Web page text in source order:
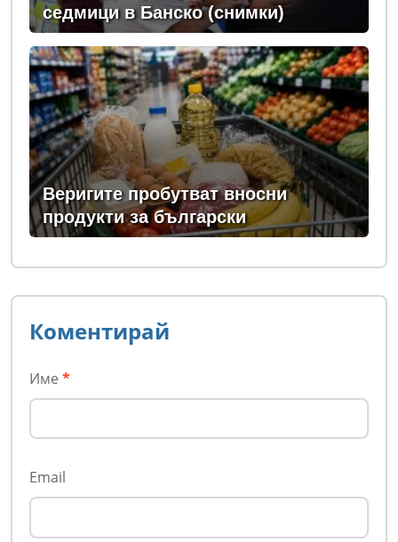
седмици в Банско (снимки)
Веригите пробутват вносни
продукти за български
Коментирай
Име *
Email